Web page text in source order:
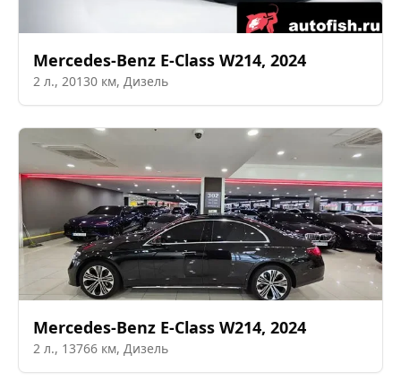
Mercedes-Benz E-Class W214, 2024
2 л., 20130 км, Дизель
Mercedes-Benz E-Class W214, 2024
2 л., 13766 км, Дизель